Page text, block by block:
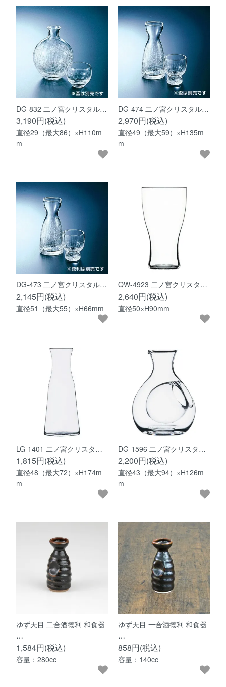
DG-832 二ノ宮クリスタル…
3,190円(税込)
直径29（最大86）×H110m
m
DG-474 二ノ宮クリスタル…
2,970円(税込)
直径49（最大59）×H135m
m
DG-473 二ノ宮クリスタル…
2,145円(税込)
直径51（最大55）×H66mm
QW-4923 二ノ宮クリスタ…
2,640円(税込)
直径50×H90mm
LG-1401 二ノ宮クリスタ…
1,815円(税込)
直径48（最大72）×H174m
m
DG-1596 二ノ宮クリスタ…
2,200円(税込)
直径43（最大94）×H126m
m
ゆず天目 二合酒徳利 和食器
…
1,584円(税込)
容量：280cc
ゆず天目 一合酒徳利 和食器
…
858円(税込)
容量：140cc